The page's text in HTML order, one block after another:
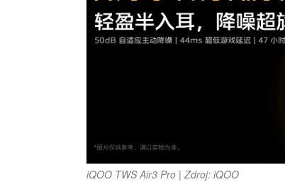
iQOO TWS Air3 Pro | Zdroj: iQOO